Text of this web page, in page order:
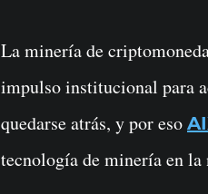
La minería de criptomonedas se ha vuelto más crucial gracias al auge del mercado y al
impulso institucional para
quedarse atrás, y por eso
tecnología de minería en